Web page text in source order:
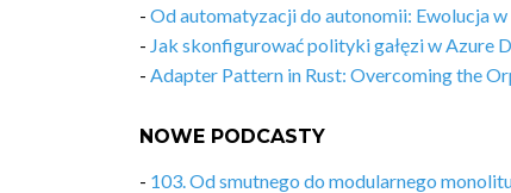
- Od automatyzacji do autonomii: Ewolucja
- Jak skonfigurować polityki gałęzi w Azure
- Adapter Pattern in Rust: Overcoming the
NOWE PODCASTY
- 103. Od smutnego do modularnego